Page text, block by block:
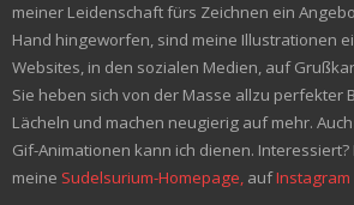
meiner Leidenschaft fürs Zeichnen ein
Hand hingeworfen, sind meine Illustrationen
Websites, in den sozialen Medien, auf
Sie heben sich von der Masse allzu perfekter
Lächeln und machen neugierig auf mehr.
Gif-Animationen kann ich dienen. Interessiert?
meine Sudelsurium-Homepage, aufInstagram